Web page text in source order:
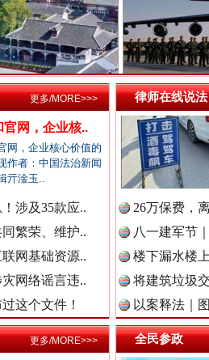
业新闻网.
业新闻网.
频新闻网.
政法纪网.
律师在线.
新颜 “
密 高速路
官网，企业核..
网，企业核心价值的
作者：中国法治新闻
亓淦玉..
涉及35款应..
繁荣、维护..
网基础资源..
网络谣言违..
这个文件！
更多/MORE>>> 律师在线说法
26万保费，
八一建军节
楼下漏水楼
将建筑垃圾
以案释法｜
更多/MORE>>> 全民参政